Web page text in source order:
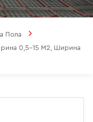
Пола
0,5–15 М2, Ширина